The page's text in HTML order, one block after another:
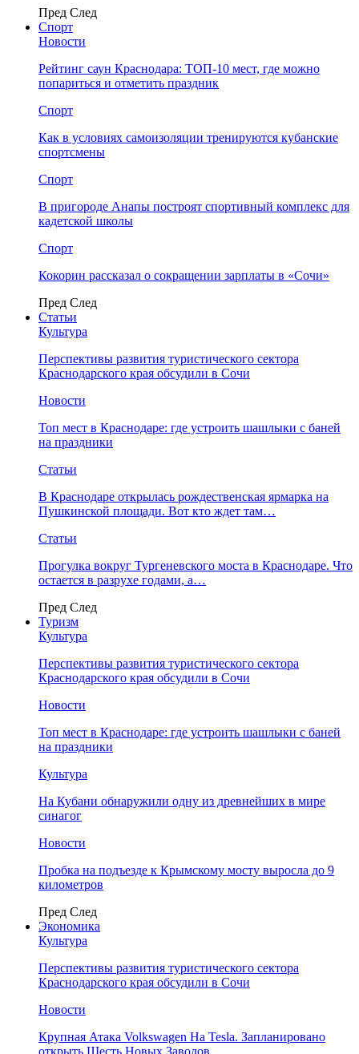
Пред След
Спорт
Новости
Рейтинг саун Краснодара: ТОП-10 мест, где можно
попариться и отметить праздник
Спорт
Как в условиях самоизоляции тренируются кубанские
спортсмены
Спорт
В пригороде Анапы построят спортивный комплекс для
кадетской школы
Спорт
Кокорин рассказал о сокращении зарплаты в «Сочи»
Пред След
Статьи
Культура
Перспективы развития туристического сектора
Краснодарского края обсудили в Сочи
Новости
Топ мест в Краснодаре: где устроить шашлыки с баней
на праздники
Статьи
В Краснодаре открылась рождественская ярмарка на
Пушкинской площади. Вот кто ждет там…
Статьи
Прогулка вокруг Тургеневского моста в Краснодаре. Что
остается в разрухе годами, а…
Пред След
Туризм
Культура
Перспективы развития туристического сектора
Краснодарского края обсудили в Сочи
Новости
Топ мест в Краснодаре: где устроить шашлыки с баней
на праздники
Культура
На Кубани обнаружили одну из древнейших в мире
синагог
Новости
Пробка на подъезде к Крымскому мосту выросла до 9
километров
Пред След
Экономика
Культура
Перспективы развития туристического сектора
Краснодарского края обсудили в Сочи
Новости
Крупная Атака Volkswagen На Tesla. Запланировано
открыть Шесть Новых Заводов